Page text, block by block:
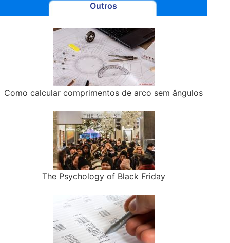
Outros
Como calcular comprimentos de arco sem ângulos
The Psychology of Black Friday